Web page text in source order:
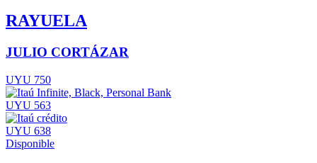
RAYUELA
JULIO CORTÁZAR
UYU 750
UYU 563
UYU 638
Disponible